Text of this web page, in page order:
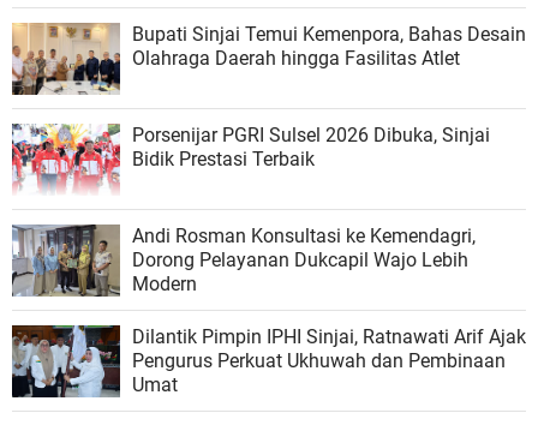
Bupati Sinjai Temui Kemenpora, Bahas Desain
Olahraga Daerah hingga Fasilitas Atlet
Porsenijar PGRI Sulsel 2026 Dibuka, Sinjai
Bidik Prestasi Terbaik
Andi Rosman Konsultasi ke Kemendagri,
Dorong Pelayanan Dukcapil Wajo Lebih
Modern
Dilantik Pimpin IPHI Sinjai, Ratnawati Arif Ajak
Pengurus Perkuat Ukhuwah dan Pembinaan
Umat